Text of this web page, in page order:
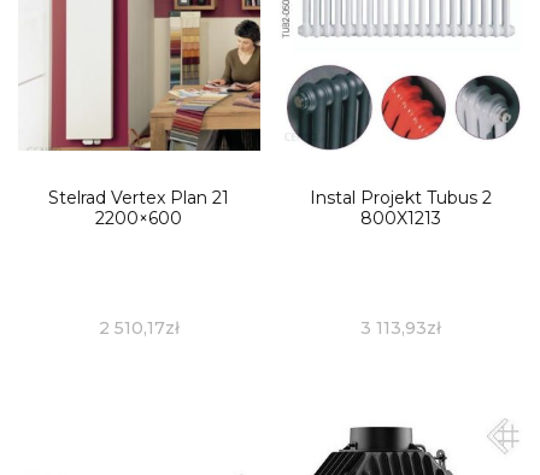
Stelrad Vertex Plan 21
2200×600
2 510,17zł
Instal Projekt Tubus 2
800X1213
3 113,93zł